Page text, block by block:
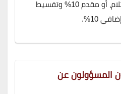
أول قسط بعد الاستلام، أو مقدم 10% وتقسيط
المسؤولون عن